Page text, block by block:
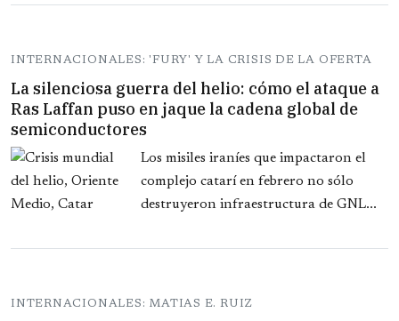
INTERNACIONALES: 'FURY' Y LA CRISIS DE LA OFERTA
La silenciosa guerra del helio: cómo el ataque a
Ras Laffan puso en jaque la cadena global de
semiconductores
Los misiles iraníes que impactaron el
complejo catarí en febrero no sólo
destruyeron infraestructura de GNL...
INTERNACIONALES: MATIAS E. RUIZ